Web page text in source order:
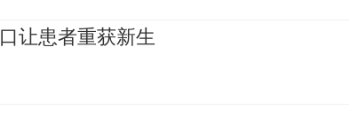
让患者重获新生